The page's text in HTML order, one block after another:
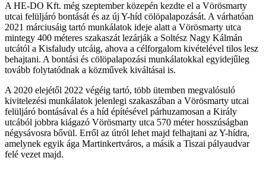
A HE-DO Kft. még szeptember közepén kezdte el a Vörösmarty
utcai felüljáró bontását és az új Y-híd cölöpalapozását. A várhatóan
2021 márciusáig tartó munkálatok ideje alatt a Vörösmarty utca
mintegy 400 méteres szakaszát lezárják a Soltész Nagy Kálmán
utcától a Kisfaludy utcáig, ahova a célforgalom kivételével tilos lesz
behajtani. A bontási és cölöpalapozási munkálatokkal egyidejűleg
tovább folytatódnak a közművek kiváltásai is.
A 2020 elejétől 2022 végéig tartó, több ütemben megvalósuló
kivitelezési munkálatok jelenlegi szakaszában a Vörösmarty utcai
felüljáró bontásával és a híd építésével párhuzamosan a Király
utcából jobbra kiágazó Vörösmarty utca 570 méter hosszúságban
négysávosra bővül. Erről az útról lehet majd felhajtani az Y-hídra,
amelynek egyik ága Martinkertváros, a másik a Tiszai pályaudvar
felé vezet majd.